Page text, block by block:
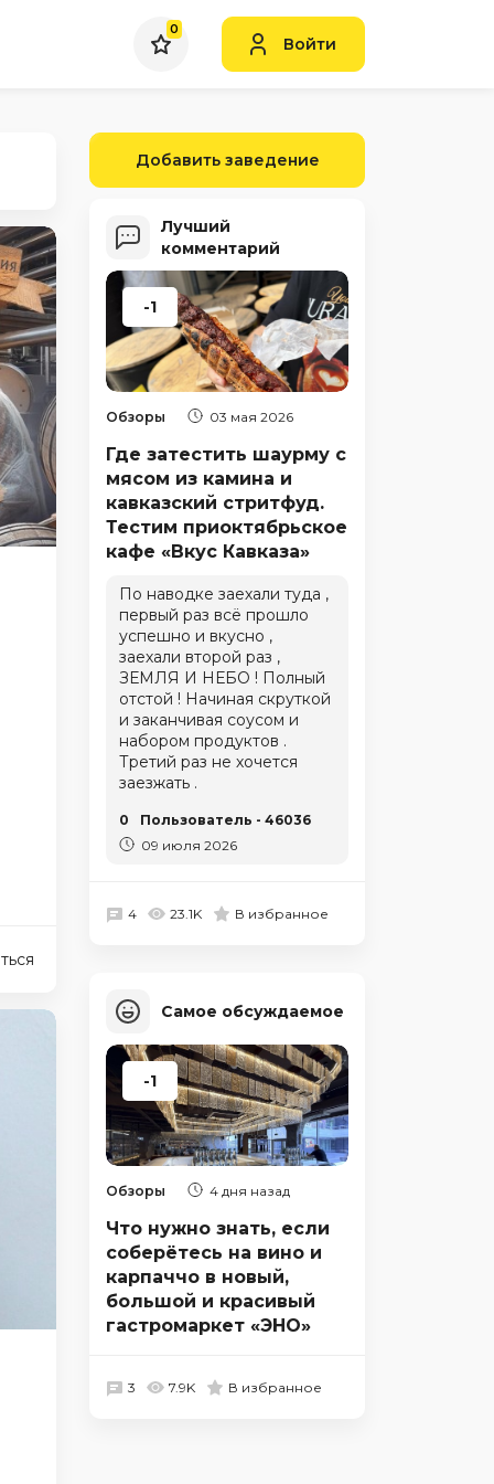
0
Войти
Добавить заведение
Лучший
комментарий
-1
Обзоры 03 мая 2026
Где затестить шаурму с
мясом из камина и
кавказский стритфуд.
Тестим приоктябрьское
кафе «Вкус Кавказа»
По наводке заехали туда ,
первый раз всё прошло
успешно и вкусно ,
заехали второй раз ,
ЗЕМЛЯ И НЕБО ! Полный
отстой ! Начиная скруткой
и заканчивая соусом и
набором продуктов .
Третий раз не хочется
заезжать .
0
Пользователь - 46036
09 июля 2026
4 23.1K В избранное
Самое обсуждаемое
-1
Обзоры 4 дня назад
Что нужно знать, если
соберётесь на вино и
карпаччо в новый,
большой и красивый
гастромаркет «ЭНО»
3 7.9K В избранное